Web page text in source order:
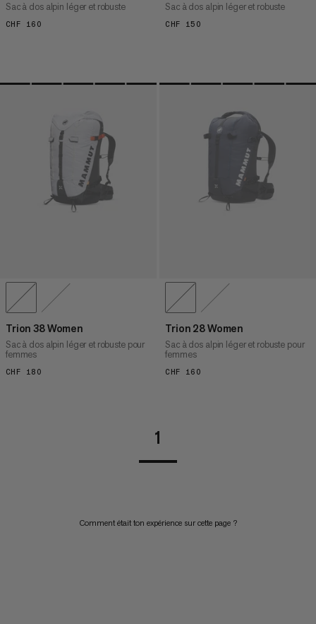
Sac à dos alpin léger et robuste
CHF 160
Sac à dos alpin léger et robuste
CHF 150
Trion 38 Women
Sac à dos alpin léger et robuste pour
femmes
CHF 180
Trion 28 Women
Sac à dos alpin léger et robuste pour
femmes
CHF 160
1
Comment était ton expérience sur cette page ?